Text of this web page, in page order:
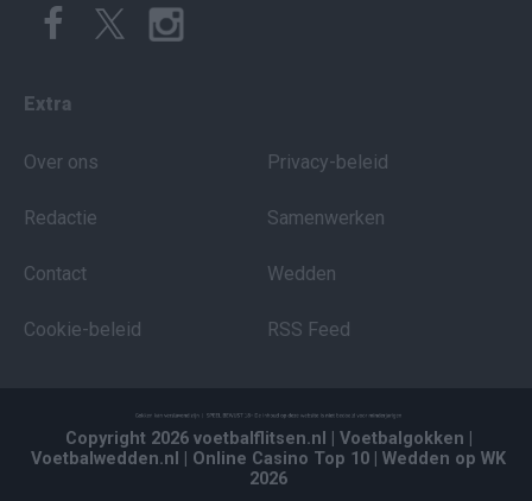
Extra
Over ons
Redactie
Contact
Cookie-beleid
Privacy-beleid
Samenwerken
Wedden
RSS Feed
Copyright 2026 voetbalflitsen.nl | Voetbalgokken
Voetbalwedden.nl
| Online Casino Top 10 | Wedden op WK
2026